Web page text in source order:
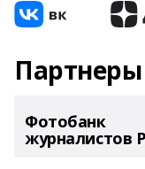
Партнеры
Фотобанк
журналистов